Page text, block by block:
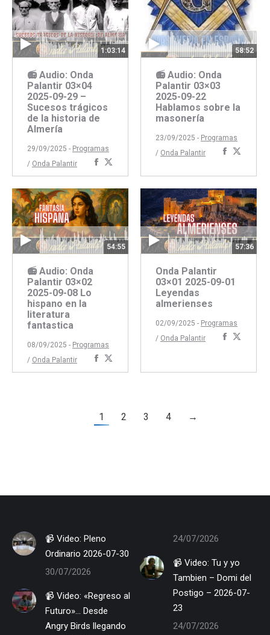
1:03:14
📻 Audio: Onda
Palantir 03×04
2025-09-29 –
Sucesos trágicos
de la historia de
Almería
29/09/2025 - Programas
/ Onda Palantir
Compartir
con
Facebook
con
Twitter
58:52
📻 Audio: Onda
Palantir 03×03
2025-09-22
Hablamos sobre la
masonería
23/09/2025 - Programas
/ Onda Palantir
Compartir
54:55
📻 Audio: Onda
Palantir 03×02
2025-09-08 Lo
hispano en la
literatura
fantastica
08/09/2025 - Programas
/ Onda Palantir
Compartir
concon
57:36
Onda Palantir
03×01 2025-09-01
Leyendas
almerienses
02/09/2025 - Programas
/ Onda Palantir
Compartir
1 2 3 4 →
📹 Video: Pleno
Ordinario 2026-07-30
30/07/2026
📹 Video: «Regreso al
Futuro»… Desde
Angry Birds llegando
24/07/2026
📹 Video: Tu y yo
Tambien – Domi del
Postigo – 2026-07-
23
24/07/2026